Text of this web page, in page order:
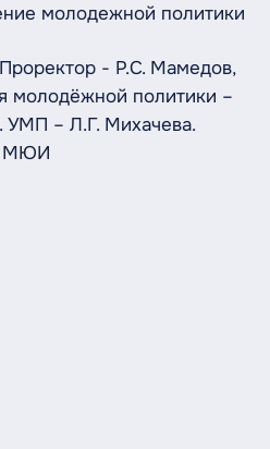
молодежной политики
- Р.С. Мамедов,
молодёжной политики –
УМП – Л.Г. Михачева.
МЮИ